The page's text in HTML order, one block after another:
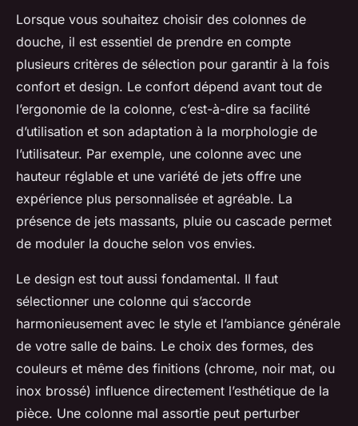
Lorsque vous souhaitez choisir des colonnes de
douche, il est essentiel de prendre en compte
plusieurs critères de sélection pour garantir à la fois
confort et design. Le confort dépend avant tout de
l’ergonomie de la colonne, c’est-à-dire sa facilité
d’utilisation et son adaptation à la morphologie de
l’utilisateur. Par exemple, une colonne avec une
hauteur réglable et une variété de jets offre une
expérience plus personnalisée et agréable. La
présence de jets massants, pluie ou cascade permet
de moduler la douche selon vos envies.
Le design est tout aussi fondamental. Il faut
sélectionner une colonne qui s’accorde
harmonieusement avec le style et l’ambiance générale
de votre salle de bains. Le choix des formes, des
couleurs et même des finitions (chrome, noir mat, ou
inox brossé) influence directement l’esthétique de la
pièce. Une colonne mal assortie peut perturber